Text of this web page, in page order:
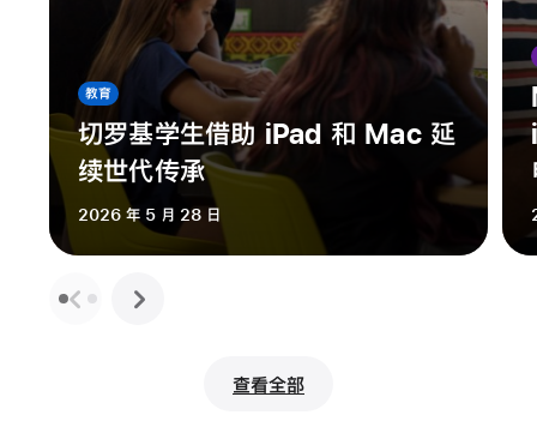
教育
切罗基学生借助 iPad 和 Mac 延
续世代传承
2026 年 5 月 28 日
查看全部